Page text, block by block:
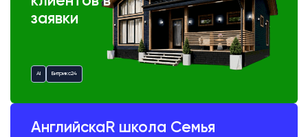
заявки
AI Битрикс24
АнглийскаR школа Семья